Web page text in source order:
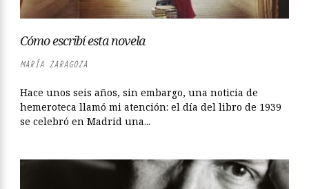
Cómo escribí esta novela
MARÍA ZARAGOZA
Hace unos seis años, sin embargo, una noticia de
hemeroteca llamó mi atención: el día del libro de 1939
se celebró en Madrid una...